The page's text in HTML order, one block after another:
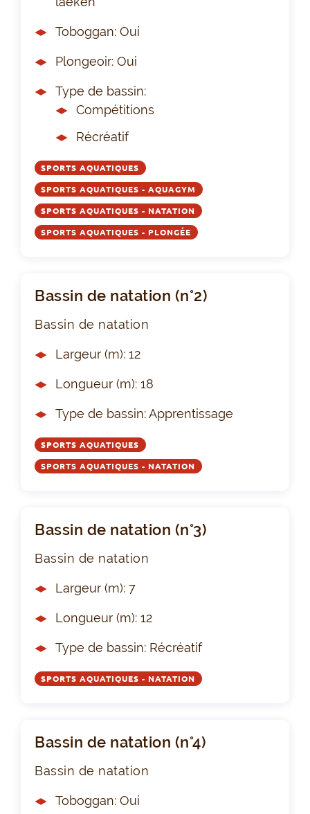
Toboggan: Oui
Plongeoir: Oui
Type de bassin:
Compétitions
Récréatif
SPORTS AQUATIQUES
SPORTS AQUATIQUES - AQUAGYM
SPORTS AQUATIQUES - NATATION
SPORTS AQUATIQUES - PLONGÉE
Bassin de natation (n°2)
Bassin de natation
Largeur (m): 12
Longueur (m): 18
Type de bassin: Apprentissage
SPORTS AQUATIQUES
SPORTS AQUATIQUES - NATATION
Bassin de natation (n°3)
Bassin de natation
Largeur (m): 7
Longueur (m): 12
Type de bassin: Récréatif
SPORTS AQUATIQUES - NATATION
Bassin de natation (n°4)
Bassin de natation
Toboggan: Oui